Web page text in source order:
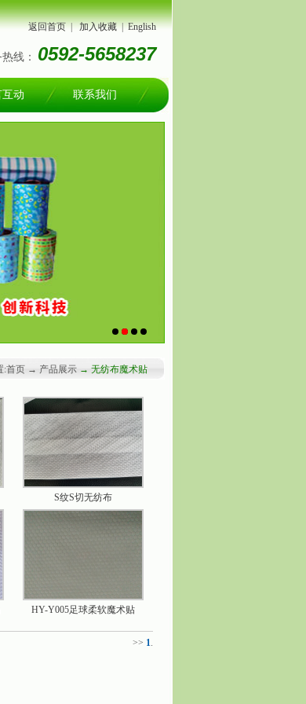
返回首页|加入收藏|English
线： 0592-5658237
互动 联系我们
1 2 3 4
:首页 → 产品展示 → 无纺布魔术贴
S纹S切无纺布
HY-Y005足球柔软魔术贴
>> 1.